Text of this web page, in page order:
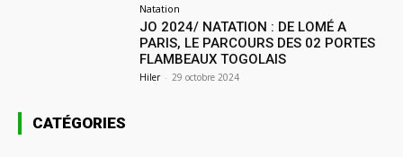
Natation
JO 2024/ NATATION : DE LOMÉ A
PARIS, LE PARCOURS DES 02 PORTES
FLAMBEAUX TOGOLAIS
Hiler - 29 octobre 2024
CATÉGORIES